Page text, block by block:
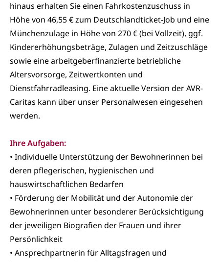
hinaus erhalten Sie einen Fahrkostenzuschuss in
Höhe von 46,55 € zum Deutschlandticket-Job und eine
Münchenzulage in Höhe von 270 € (bei Vollzeit), ggf.
Kindererhöhungsbeträge, Zulagen und Zeitzuschläge
sowie eine arbeitgeberfinanzierte betriebliche
Altersvorsorge, Zeitwertkonten und
Dienstfahrradleasing. Eine aktuelle Version der AVR-
Caritas kann über unser Personalwesen eingesehen
werden.
Ihre Aufgaben:
• Individuelle Unterstützung der Bewohnerinnen bei
deren pflegerischen, hygienischen und
hauswirtschaftlichen Bedarfen
• Förderung der Mobilität und der Autonomie der
Bewohnerinnen unter besonderer Berücksichtigung
der jeweiligen Biografien der Frauen und ihrer
Persönlichkeit
• Ansprechpartnerin für Alltagsfragen und